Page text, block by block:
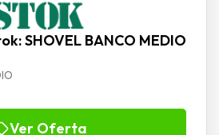
SHOVEL BANCO MEDIO
Ver Oferta